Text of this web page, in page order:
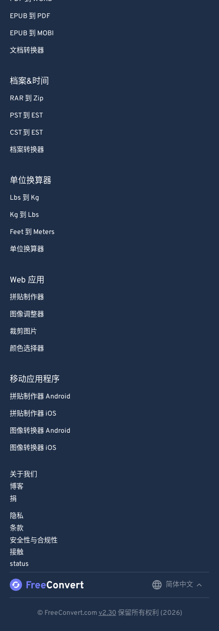
EPUB 到 PDF
EPUB 到 MOBI
文档转换器
档案&时间
RAR 到 Zip
PST 到 EST
CST 到 EST
档案转换器
单位换算器
Lbs 到 Kg
Kg 到 Lbs
Feet 到 Meters
单位换算器
Web 应用
拼贴制作器
图像调整器
裁剪图片
颜色选择器
移动应用程序
拼贴制作器 Android
拼贴制作器 iOS
图像转换器 Android
图像转换器 iOS
关于我们
博客
捐
隐私
条款
安全性与合规性
接触
status
简体中文
© FreeConvert.com v2.30 保留所有权利 (2026)